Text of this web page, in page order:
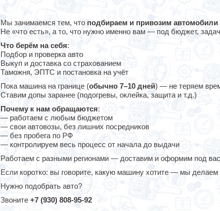
Мы занимаемся тем, чтоподбираем и привозим автомобили
Не «что есть», а то, что нужно именно вам — под бюджет,
Что берём на себя:
Подбор и проверка авто
Выкуп и доставка со страхованием
Таможня, ЭПТС и постановка на учёт
Пока машина на границе (обычно 7–10 дней) — не теряем
Ставим допы заранее (подогревы, оклейка, защита и т.д.)
Почему к нам обращаются:
— работаем с любым бюджетом
— свои автовозы, без лишних посредников
— без пробега по РФ
— контролируем весь процесс от начала до выдачи
Работаем с разными регионами — доставим и оформим под
Если коротко: вы говорите, какую машину хотите — мы
Нужно подобрать авто?
Звоните +7 (930) 808-95-92